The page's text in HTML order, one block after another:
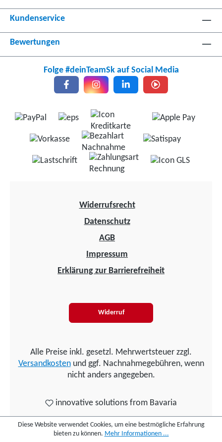
Kundenservice
Bewertungen
Folge #deinTeamSk auf Social Media
Widerrufsrecht
Datenschutz
AGB
Impressum
Erklärung zur Barrierefreiheit
Widerruf
Alle Preise inkl. gesetzl. Mehrwertsteuer zzgl.
Versandkostenund ggf. Nachnahmegebühren, wenn
nicht anders angegeben.
innovative solutions from Bavaria
Diese Website verwendet Cookies, um eine bestmögliche Erfahrung
bieten zu können. Mehr Informationen ...